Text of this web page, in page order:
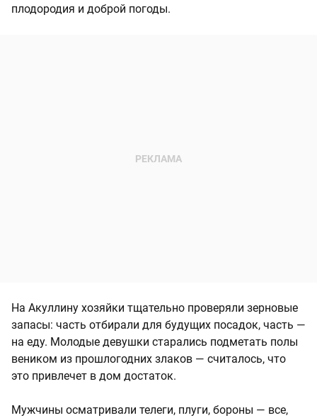
плодородия и доброй погоды.
На Акуллину хозяйки тщательно проверяли зерновые
запасы: часть отбирали для будущих посадок, часть —
на еду. Молодые девушки старались подметать полы
веником из прошлогодних злаков — считалось, что
это привлечет в дом достаток.
Мужчины осматривали телеги, плуги, бороны — все,